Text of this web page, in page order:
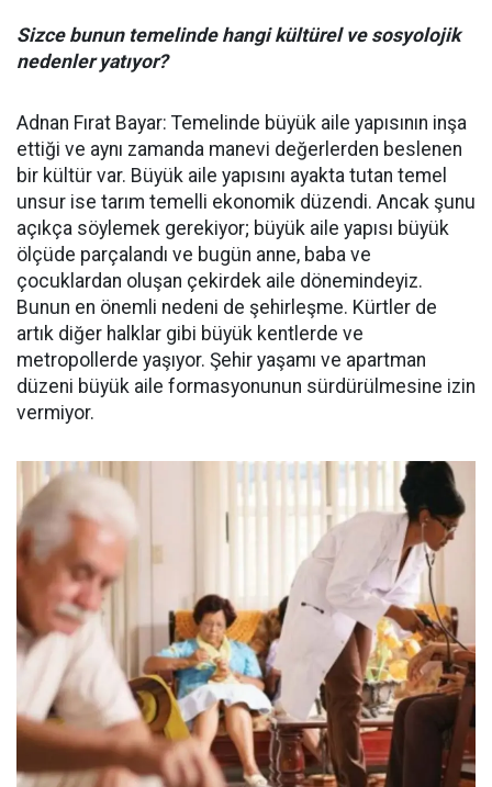
Sizce bunun temelinde hangi kültürel ve sosyolojik
nedenler yatıyor?
Adnan Fırat Bayar: Temelinde büyük aile yapısının inşa
ettiği ve aynı zamanda manevi değerlerden beslenen
bir kültür var. Büyük aile yapısını ayakta tutan temel
unsur ise tarım temelli ekonomik düzendi. Ancak şunu
açıkça söylemek gerekiyor; büyük aile yapısı büyük
ölçüde parçalandı ve bugün anne, baba ve
çocuklardan oluşan çekirdek aile dönemindeyiz.
Bunun en önemli nedeni de şehirleşme. Kürtler de
artık diğer halklar gibi büyük kentlerde ve
metropollerde yaşıyor. Şehir yaşamı ve apartman
düzeni büyük aile formasyonunun sürdürülmesine izin
vermiyor.